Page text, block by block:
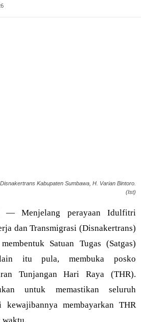
Kabupaten Sumbawa, H. Varian Bintoro.
(Ist)
— Menjelang perayaan Idulfitri
dan Transmigrasi (Disnakertrans)
Satuan Tugas (Satgas)
itu pula, membuka posko
Tunjangan Hari Raya (THR).
untuk memastikan seluruh
kewajibannya membayarkan THR